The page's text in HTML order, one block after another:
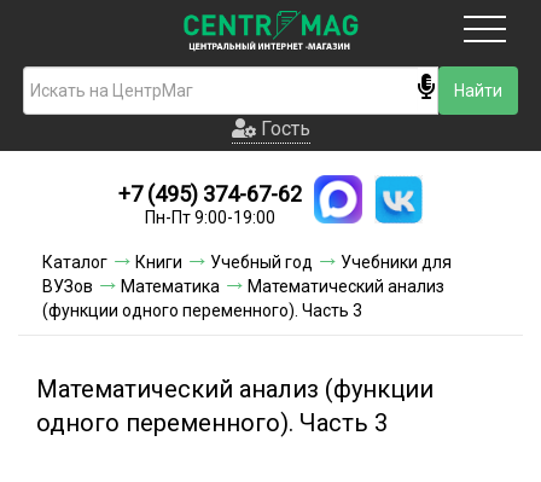
Гость
Новинки
Условия доставки
Условия оплаты
Акции и скидки
Гость
+7 (495) 374-67-62
Пн-Пт 9:00-19:00
Каталог Книги Учебный год
Учебники для
ВУЗов
Математика
Математический анализ
(функции одного переменного). Часть 3
Математический анализ (функции
одного переменного). Часть 3